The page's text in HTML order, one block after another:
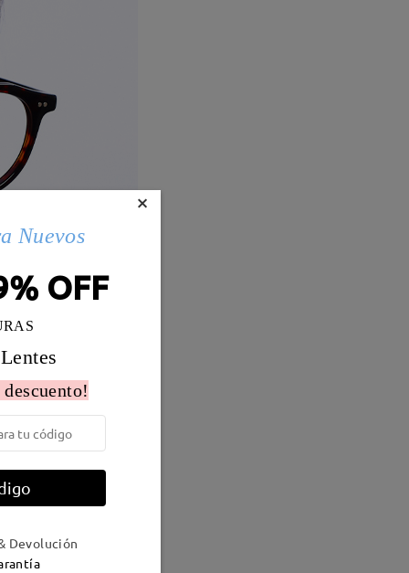
×
Nuevos
OFF
Devolución